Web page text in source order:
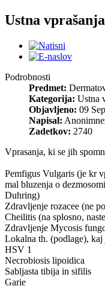
Ustna
Podrobnosti
Predmet:
Kategorija: Ustna
Objavljeno: 09
Napisal:
Zadetkov: 2740
Vprasanja, ki se jih
Pemfigus Vulgaris (je kr
mal bluzenja o
Duhring)
Zdravljenje rozacee (ne
Cheilitis (na splosno,
Zdravljenje Mycosis
Lokalna th. (podlage), kaj
HSV 1
Necrobiosis lipoidica
Sabljasta tibija in sifilis
Garje